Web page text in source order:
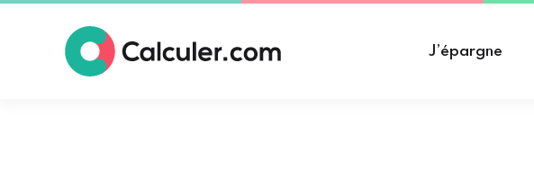
J’épargne